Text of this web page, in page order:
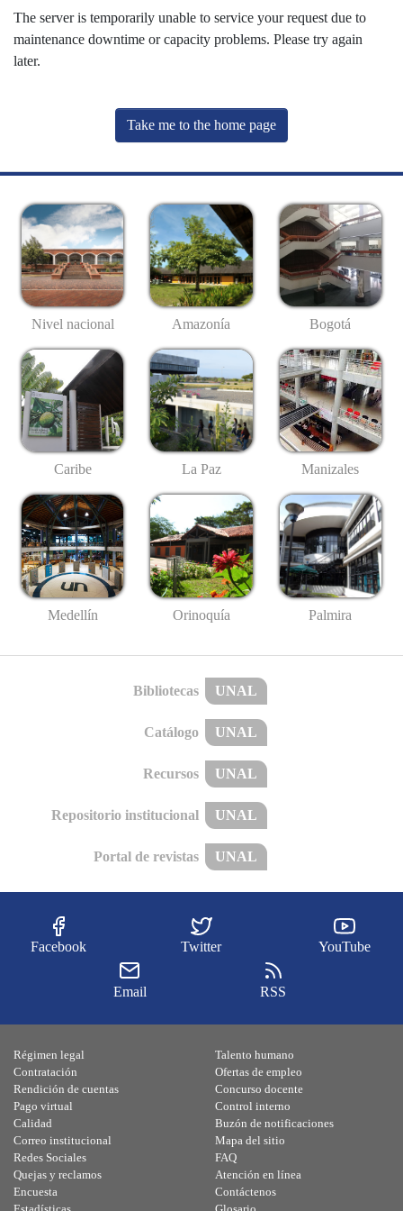
The server is temporarily unable to service your request due to
maintenance downtime or capacity problems. Please try again
later.
Take me to the home page
Nivel nacional Amazonía Bogotá
Caribe La Paz Manizales
Medellín Orinoquía Palmira
Bibliotecas UNAL
Catálogo UNAL
Recursos UNAL
Repositorio institucional UNAL
Portal de revistas UNAL
Facebook Twitter YouTube
Email RSS
Régimen legal
Contratación
Rendición de cuentas
Pago virtual
Calidad
Talento humano
Ofertas de empleo
Concurso docente
Control interno
Buzón de notificaciones
Correo institucional
Redes Sociales
Quejas y reclamos
Encuesta
Mapa del sitio
FAQ
Atención en línea
Contáctenos